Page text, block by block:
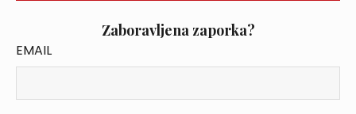
Zaboravljena zaporka?
EMAIL